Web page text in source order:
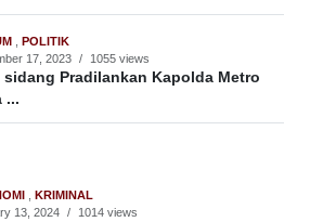
POLITIK
17, 2023 / 1055 views
sidang Pradilankan Kapolda Metro
...
KRIMINAL
13, 2024 / 1014 views